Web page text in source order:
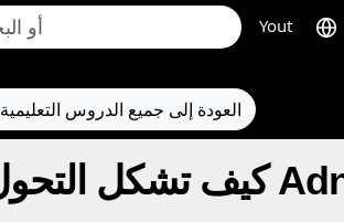
Yout
← العودة إلى جميع الدروس التعليمية